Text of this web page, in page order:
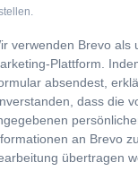
verwenden Brevo als
Plattform.
absendest,
dass die
an Brevo
übertragen